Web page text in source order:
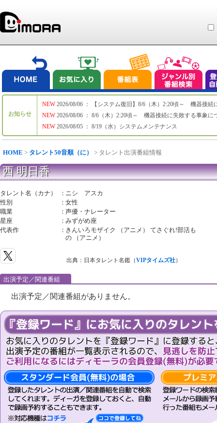
お知らせ
NEW
NEW
NEW
2026/08/06 ： 【システム復旧】8/6（木）2:20頃～ 機器接続
2026/08/06 ： 8/6（木）2:20頃～ 機器接続に失敗する事象に
2026/08/05 ： 8/19（水）システムメンテナンス
HOME > タレント50音順（に） > タレント出演番組情報
西 明日香
タレント名（カナ） ： ニシ アスカ
性別
：女性
職業
：声優・ナレーター
星座
：みずがめ座
代表作
： きんいろモザイク （アニメ） てさぐれ!部活も
の （アニメ）
出典：日本タレント名鑑（VIPタイムズ社）
出演予定／関連番組
出演予定／関連番組がありません。